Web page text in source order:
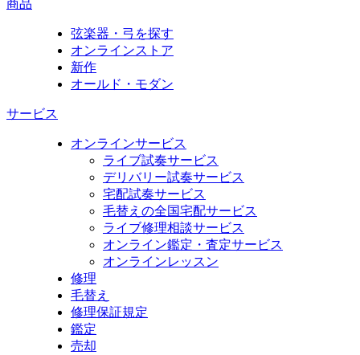
商品
弦楽器・弓を探す
オンラインストア
新作
オールド・モダン
サービス
オンラインサービス
ライブ試奏サービス
デリバリー試奏サービス
宅配試奏サービス
毛替えの全国宅配サービス
ライブ修理相談サービス
オンライン鑑定・査定サービス
オンラインレッスン
修理
毛替え
修理保証規定
鑑定
売却